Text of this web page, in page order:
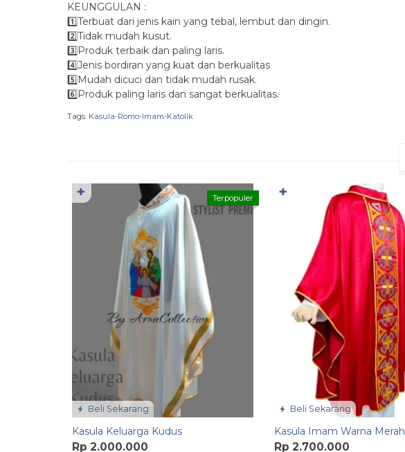
KEUNGGULAN :
1️⃣Terbuat dari jenis kain yang tebal, lembut dan dingin.
2️⃣Tidak mudah kusut.
3️⃣Produk terbaik dan paling laris.
4️⃣Jenis bordiran yang kuat dan berkualitas
5️⃣Mudah dicuci dan tidak mudah rusak.
6️⃣Produk paling laris dan sangat berkualitas.
Tags: Kasula-Romo-Imam-Katolik
Beli Sekarang
Terpopuler
Kasula Keluarga Kudus
Rp 2.000.000
✚
Beli Sekarang
Kasula Imam Warna Merah
Rp 2.700.000
✚